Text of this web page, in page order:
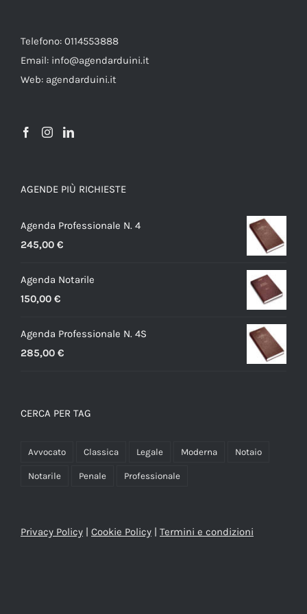
nella
pagina
del
Telefono: 0114553888
Email: info@agendarduini.it
Web: agendarduini.it
AGENDE PIÙ RICHIESTE
Agenda Professionale N. 4
245,00 €
Agenda Notarile
150,00 €
Agenda Professionale N. 4S
285,00 €
CERCA PER TAG
Avvocato Classica Legale Moderna Notaio
Notarile Penale Professionale
Privacy Policy | Cookie Policy | Termini e condizioni